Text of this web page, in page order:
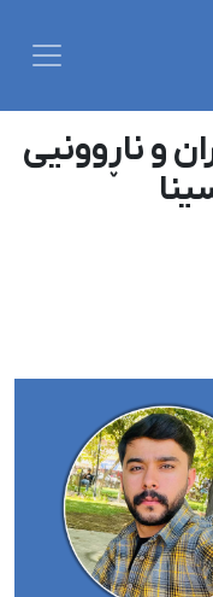
و ناڕوونیی